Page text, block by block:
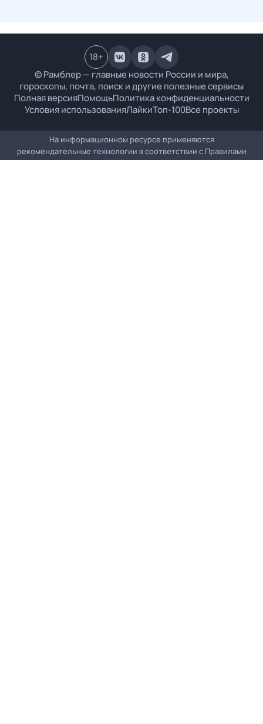
© Рамблер — главные новости России и мира,
гороскопы, почта, поиск и другие полезные сервисы
Полная версияПомощьПолитика конфиденциальности
Условия использованияЛайкиТоп-100Все проекты
18+
На информационном ресурсе применяются
рекомендательные технологии в соответствии с Правилами